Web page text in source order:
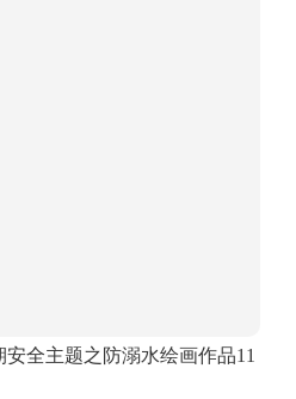
安全主题之防溺水绘画作品11